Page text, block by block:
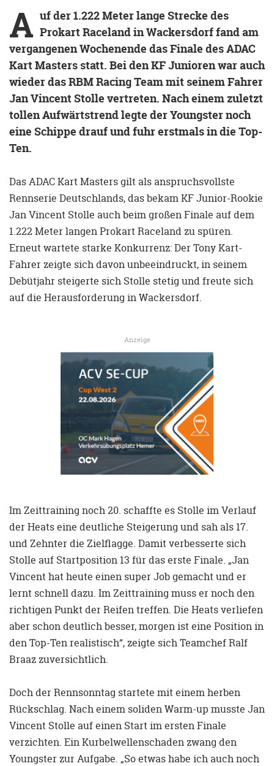
A uf der 1.222 Meter lange Strecke des
Prokart Raceland in Wackersdorf fand am
vergangenen Wochenende das Finale des ADAC
Kart Masters statt. Bei den KF Junioren war auch
wieder das RBM Racing Team mit seinem Fahrer
Jan Vincent Stolle vertreten. Nach einem zuletzt
tollen Aufwärtstrend legte der Youngster noch
eine Schippe drauf und fuhr erstmals in die Top-
Ten.
Das ADAC Kart Masters gilt als anspruchsvollste
Rennserie Deutschlands, das bekam KF Junior-Rookie
Jan Vincent Stolle auch beim großen Finale auf dem
1.222 Meter langen Prokart Raceland zu spüren.
Erneut wartete starke Konkurrenz: Der Tony Kart-
Fahrer zeigte sich davon unbeeindruckt, in seinem
Debütjahr steigerte sich Stolle stetig und freute sich
auf die Herausforderung in Wackersdorf.
Anzeige
Im Zeittraining noch 20. schaffte es Stolle im Verlauf
der Heats eine deutliche Steigerung und sah als 17.
und Zehnter die Zielflagge. Damit verbesserte sich
Stolle auf Startposition 13 für das erste Finale. „Jan
Vincent hat heute einen super Job gemacht und er
lernt schnell dazu. Im Zeittraining muss er noch den
richtigen Punkt der Reifen treffen. Die Heats verliefen
aber schon deutlich besser, morgen ist eine Position in
den Top-Ten realistisch“, zeigte sich Teamchef Ralf
Braaz zuversichtlich.
Doch der Rennsonntag startete mit einem herben
Rückschlag. Nach einem soliden Warm-up musste Jan
Vincent Stolle auf einen Start im ersten Finale
verzichten. Ein Kurbelwellenschaden zwang den
Youngster zur Aufgabe. „So etwas habe ich auch noch